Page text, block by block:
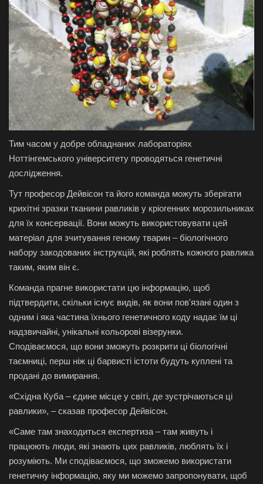
Тим часом у добре обладнаних лабораторіях
Ноттінгемського університету проводяться генетичні
дослідження.
Тут професор Дейвісон та його команда можуть зберігати
крихітні зразки тканини равликів у кріогенних морозильниках
для їх консервації. Вони можуть використовувати цей
матеріал для зчитування геному тварин – біологічного
набору закодованих інструкцій, які роблять кожного равлика
таким, яким він є.
Команда прагне використати цю інформацію, щоб
підтвердити, скільки існує видів, як вони пов'язані один з
одним і яка частина їхнього генетичного коду надає їм ці
надзвичайні, унікальні кольорові візерунки.
Сподіваємося, що вони зможуть розкрити ці біологічні
таємниці, перш ніж ці барвисті істоти будуть куплені та
продані до вимирання.
«Східна Куба – єдине місце у світі, де зустрічаються ці
равлики», – сказав професор Дейвісон.
«Саме там знаходиться експертиза – там живуть і
працюють люди, які знають цих равликів, люблять їх і
розуміють. Ми сподіваємося, що зможемо використати
генетичну інформацію, яку ми можемо запропонувати, щоб